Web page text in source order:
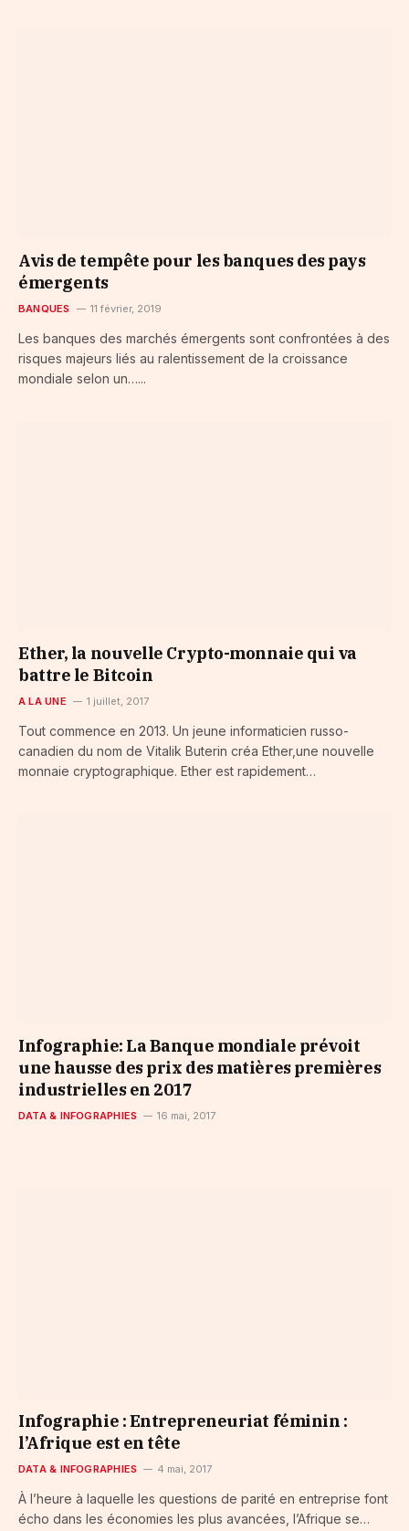
Avis de tempête pour les banques des pays
émergents
BANQUES 11 février, 2019
Les banques des marchés émergents sont confrontées à des
risques majeurs liés au ralentissement de la croissance
mondiale selon un…...
Ether, la nouvelle Crypto-monnaie qui va
battre le Bitcoin
A LA UNE 1 juillet, 2017
Tout commence en 2013. Un jeune informaticien russo-
canadien du nom de Vitalik Buterin créa Ether,une nouvelle
monnaie cryptographique. Ether est rapidement…
Infographie: La Banque mondiale prévoit
une hausse des prix des matières premières
industrielles en 2017
DATA & INFOGRAPHIES 16 mai, 2017
Infographie : Entrepreneuriat féminin :
l’Afrique est en tête
DATA & INFOGRAPHIES 4 mai, 2017
À l’heure à laquelle les questions de parité en entreprise font
écho dans les économies les plus avancées, l’Afrique se…